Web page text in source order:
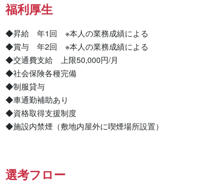
福利厚生
◆昇給　年1回　※本人の業務成績による
◆賞与　年2回　※本人の業務成績による
◆交通費支給　上限50,000円/月
◆社会保険各種完備
◆制服貸与
◆車通勤補助あり
◆資格取得支援制度
◆施設内禁煙（敷地内屋外に喫煙場所設置）
選考フロー